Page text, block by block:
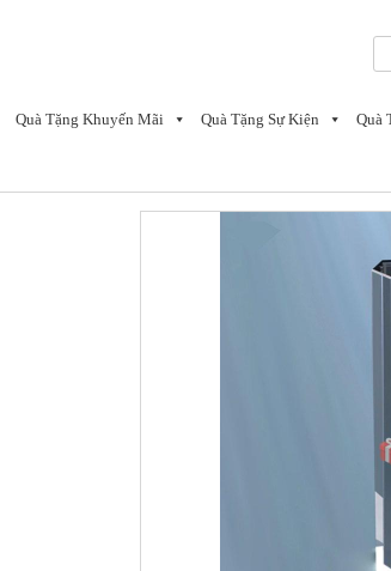
Quà Tặng Khuyến Mãi Quà Tặng Sự Kiện Quà